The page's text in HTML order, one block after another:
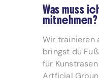
Was muss
mitnehmen?
Wir trainieren
bringst du
für
Artficial